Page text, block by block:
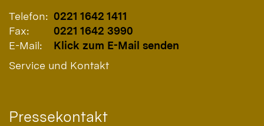
Telefon: 0221 1642 1411
Fax:
0221 1642 3990
E-Mail:
Klick zum E-Mail senden
Service und Kontakt
Pressekontakt